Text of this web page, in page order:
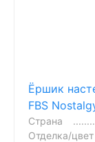
Ёршик
FBS
Страна
Отделка/цвет